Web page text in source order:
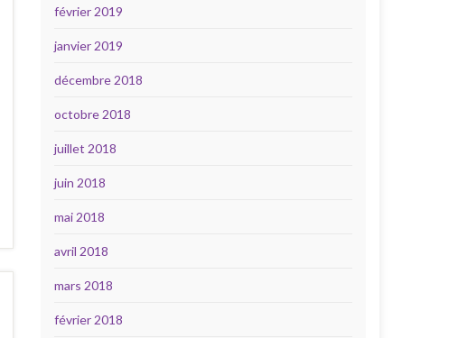
février 2019
janvier 2019
décembre 2018
octobre 2018
juillet 2018
juin 2018
mai 2018
avril 2018
mars 2018
février 2018